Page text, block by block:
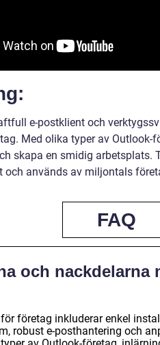
e-postklient och
Med olika typer av
skapa en smidig arbetsplats.
används av miljontals
FAQ
och nackdelarna
företag inkluderar enkel
robust e-posthantering och